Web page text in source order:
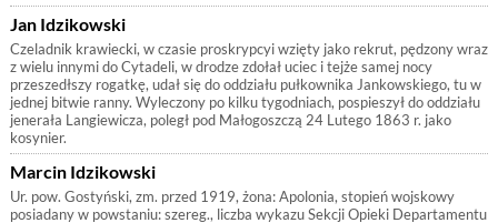
Jan Idzikowski
Czeladnik krawiecki, w czasie proskrypcyi wzięty jako rekrut, pędzony wraz
z wielu innymi do Cytadeli, w drodze zdołał uciec i tejże samej nocy
przeszedłszy rogatkę, udał się do oddziału pułkownika Jankowskiego, tu w
jednej bitwie ranny. Wyleczony po kilku tygodniach, pospieszył do oddziału
jenerała Langiewicza, poległ pod Małogoszczą 24 Lutego 1863 r. jako
kosynier.
Marcin Idzikowski
Ur. pow. Gostyński, zm. przed 1919, żona: Apolonia, stopień wojskowy
posiadany w powstaniu: szereg., liczba wykazu Sekcji Opieki Departamentu